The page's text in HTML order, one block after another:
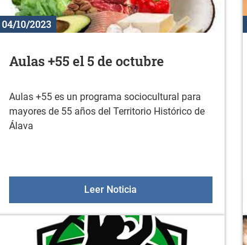
la actividad física en octubre
04/10/2023
Aulas +55 el 5 de octubre
Aulas +55 es un programa sociocultural para
mayores de 55 años del Territorio Histórico de
Álava
Leer Noticia